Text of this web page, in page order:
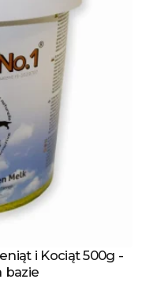
i Kociąt 500g -
bazie